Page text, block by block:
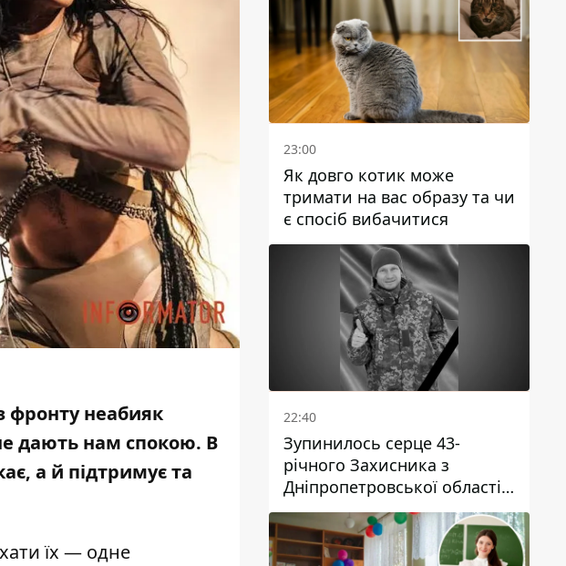
фронтунеабияк
дають нам спокою. В
а й підтримує та
їх — одне
23:00
Як довго котик може
тримати на вас образу та чи
є спосіб вибачитися
22:40
Зупинилось серце 43-
річного Захисника з
Дніпропетровської області
Євгена Зінченка